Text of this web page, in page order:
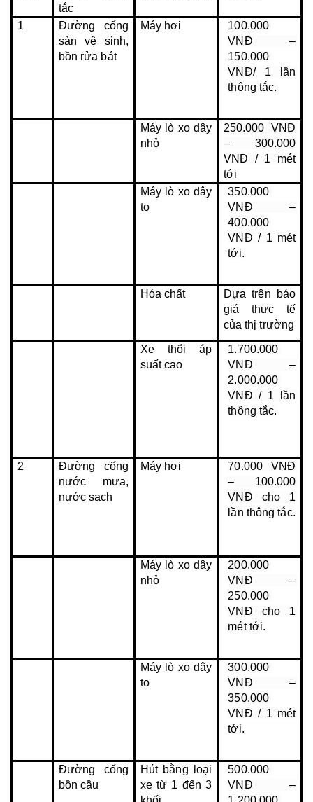
tắc
1
Đường cống
sàn vệ sinh,
bồn rửa bát
Máy hơi
100.000
VNĐ –
150.000
VNĐ/ 1 lần
thông tắc.
Máy lò xo dây
nhỏ
250.000 VNĐ
– 300.000
VNĐ / 1 mét
tới
Máy lò xo dây
to
350.000
VNĐ –
400.000
VNĐ / 1 mét
tới.
Hóa chất
Dựa trên báo
giá thực tế
của thị trường
Xe thổi áp
suất cao
1.700.000
VNĐ –
2.000.000
VNĐ / 1 lần
thông tắc.
2
Đường cống
nước mưa,
nước sạch
Máy hơi
70.000 VNĐ
– 100.000
VNĐ cho 1
lần thông tắc.
Máy lò xo dây
nhỏ
200.000
VNĐ –
250.000
VNĐ cho 1
mét tới.
Máy lò xo dây
to
300.000
VNĐ –
350.000
VNĐ / 1 mét
tới.
Đường cống
bồn cầu
Hút bằng loại
xe từ 1 đến 3
500.000
VNĐ –